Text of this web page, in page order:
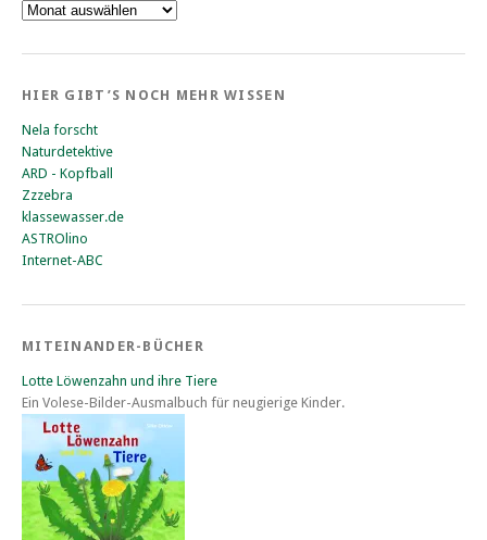
Das
war
HIER GIBT’S NOCH MEHR WISSEN
Nela forscht
Naturdetektive
ARD - Kopfball
Zzzebra
klassewasser.de
ASTROlino
Internet-ABC
MITEINANDER-BÜCHER
Lotte Löwenzahn und ihre Tiere
Ein Volese-Bilder-Ausmalbuch für neugierige Kinder.